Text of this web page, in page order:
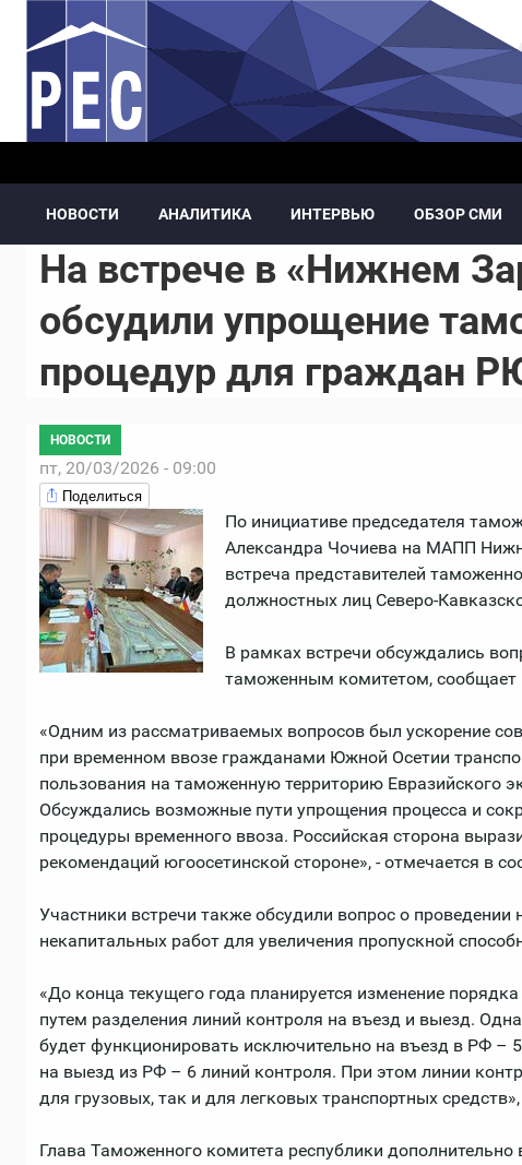
Перейти к основному содержанию
НОВОСТИ АНАЛИТИКА ИНТЕРВЬЮ ОБЗОР СМИ
На встрече в «Нижнем
обсудили упрощение
процедур для граждан
НОВОСТИ
пт, 20/03/2026 - 09:00
Поделиться
По инициативе председателя
Александра Чочиева на МАПП
встреча представителей
должностных лиц Северо-
В рамках встречи обсуждались
таможенным комитетом, сообщает
«Одним из рассматриваемых вопросов был ускорение
при временном ввозе гражданами Южной Осетии
пользования на таможенную территорию Евразийского
Обсуждались возможные пути упрощения процесса и
процедуры временного ввоза. Российская сторона
рекомендаций югоосетинской стороне», - отмечается в
Участники встречи также обсудили вопрос о проведении
некапитальных работ для увеличения пропускной
«До конца текущего года планируется изменение
путем разделения линий контроля на въезд и выезд.
будет функционировать исключительно на въезд в РФ –
на выезд из РФ – 6 линий контроля. При этом линии
для грузовых, так и для легковых транспортных
Глава Таможенного комитета республики